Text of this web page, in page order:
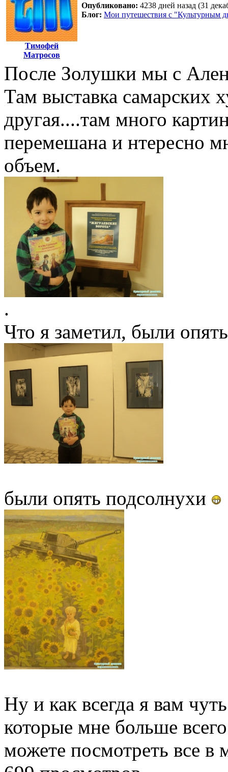
Тимофей
Матросов
Опубликовано: 4238 дней назад (31
Блог: Мои путешествия с "Культурным
После Золушки мы с
Там выставка самарских
другая....там много
перемешана и нтересно
объем.
.
Что я заметил, были
были опять подсолнухи
Ну и как всегда я вам
которые мне больше
можете посмотреть все в